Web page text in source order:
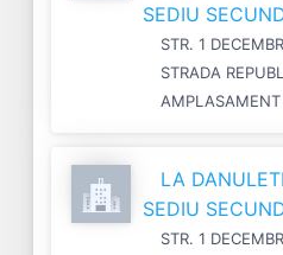
SEDIU
STR. 1
STRADA
LA
SEDIU
STR. 1